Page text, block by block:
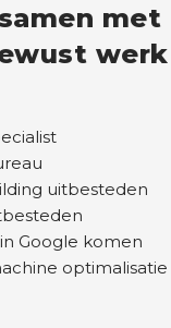
met
uitbesteden
Google komen
optimalisatie